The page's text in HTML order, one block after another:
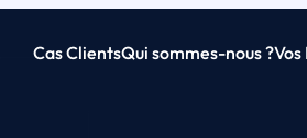
Cas ClientsQui sommes-nous ?Vos